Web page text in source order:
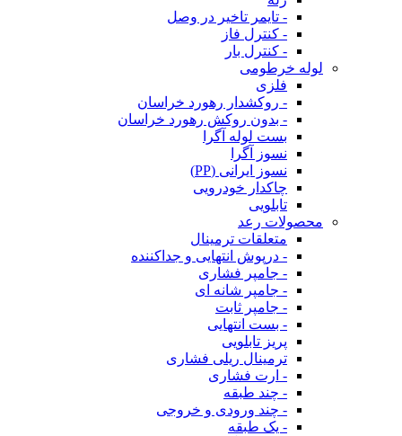
- تایمر تاخیر در وصل
- کنترل فاز
- کنترل بار
لوله خرطومی
فلزی
- روکشدار رهورد خراسان
- بدون روکش رهورد خراسان
بست لوله آگرا
نسوز آگرا
نسوز ایرانی (PP)
چاکدار خودرویی
تابلویی
محصولات رعد
متعلقات ترمینال
- درپوش انتهایی و جداکننده
- جامپر فشاری
- جامپر شانه ای
- جامپر ثابت
- بست انتهایی
پریز تابلویی
ترمینال ریلی فشاری
- ارت فشاری
- چند طبقه
- چند ورودی و خروجی
- یک طبقه